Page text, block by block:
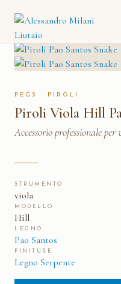
CATALOGO→ PIROLI
PEGS · PIROLI
Piroli Viola Hill
Accessorio professionale
STRUMENTO
viola
MODELLO
Hill
LEGNO
Pao Santos
FINITURE
Legno Serpente